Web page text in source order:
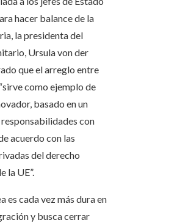
hacer balance de la
la presidenta del
Ursula von der
que el arreglo entre
como ejemplo de
basado en un
con
acuerdo con las
del derecho
la UE”.
es cada vez más dura en
y busca cerrar